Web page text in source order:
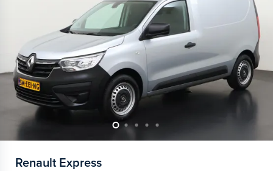
Renault Express